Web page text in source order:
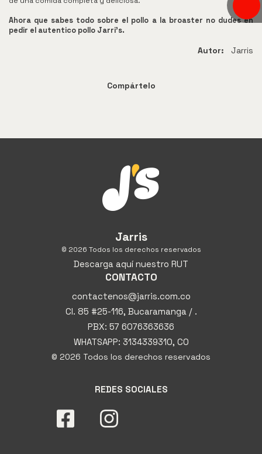
Ahora que sabes todo sobre el pollo a la broaster no dudes en
pedir el autentico pollo Jarri's.
Autor: Jarris
Compártelo
Jarris
© 2026 Todos los derechos reservados
Descarga aquí nuestro RUT
CONTACTO
contactenos@jarris.com.co
Cl. 85 #25-116, Bucaramanga / .
PBX: 57 6076363636
WHATSAPP: 3134339310, CO
© 2026 Todos los derechos reservados
REDES SOCIALES